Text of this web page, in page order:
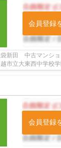
会員登録
袋新田 中古マンシ
市立大東西中学校
♪南大塚駅徒歩12分
会員登録